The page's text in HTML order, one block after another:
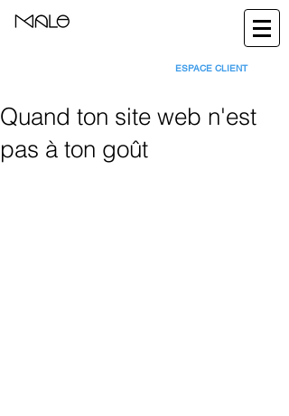
ESPACE CLIENT
Quand ton site web n'est
pas à ton goût